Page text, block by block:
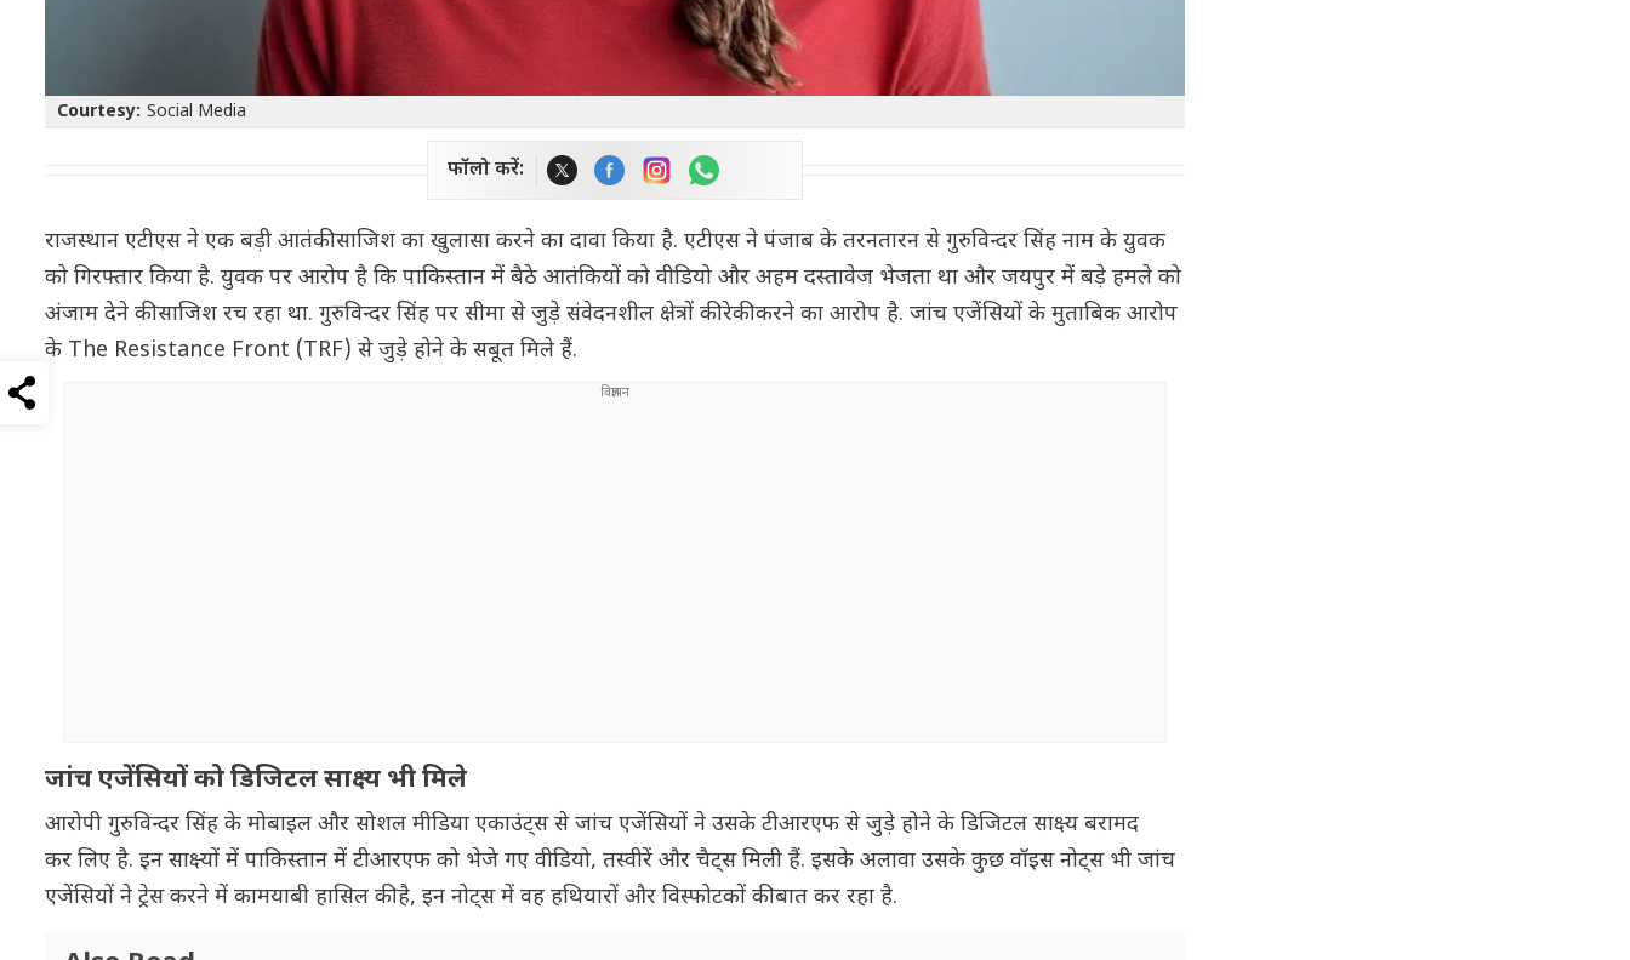
Courtesy: Social Media
फॉलो करें:
राजस्थान एटीएस ने एक बड़ी आतंकी साजिश का खुलासा करने का दावा किया है. एटीएस ने पंजाब के तरनतारन से गुरुविन्दर सिंह नाम के युवक
को गिरफ्तार किया है. युवक पर आरोप है कि पाकिस्तान में बैठे आतंकियों को वीडियो और अहम दस्तावेज भेजता था और जयपुर में बड़े हमले को
अंजाम देने की साजिश रच रहा था. गुरुविन्दर सिंह पर सीमा से जुड़े संवेदनशील क्षेत्रों की रेकी करने का आरोप है. जांच एजेंसियों के मुताबिक आरोप
के The Resistance Front (TRF) से जुड़े होने के सबूत मिले हैं.
जांच एजेंसियों को डिजिटल साक्ष्य भी मिले
आरोपी गुरुविन्दर सिंह के मोबाइल और सोशल मीडिया एकाउंट्स से जांच एजेंसियों ने उसके टीआरएफ से जुड़े होने के डिजिटल साक्ष्य बरामद
कर लिए है. इन साक्ष्यों में पाकिस्तान में टीआरएफ को भेजे गए वीडियो, तस्वीरें और चैट्स मिली हैं. इसके अलावा उसके कुछ वॉइस नोट्स भी जांच
एजेंसियों ने ट्रेस करने में कामयाबी हासिल की है, इन नोट्स में वह हथियारों और विस्फोटकों की बात कर रहा है.